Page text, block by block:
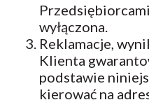
wyłączona.
Reklamacje,
Klienta
podstawie
kierować na